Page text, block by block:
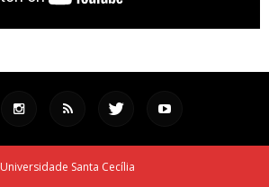
Universidade Santa Cecília